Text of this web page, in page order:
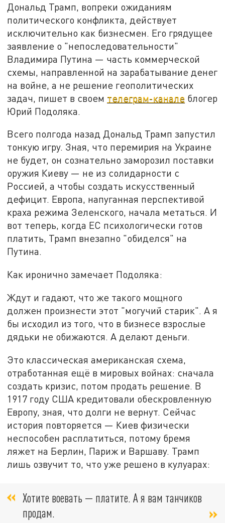
Дональд Трамп, вопреки ожиданиям
политического конфликта, действует
исключительно как бизнесмен. Его грядущее
заявление о "непоследовательности"
Владимира Путина — часть коммерческой
схемы, направленной на зарабатывание денег
на войне, а не решение геополитических
задач, пишет в своем телеграм-канале блогер
Юрий Подоляка.
Всего полгода назад Дональд Трамп запустил
тонкую игру. Зная, что перемирия на Украине
не будет, он сознательно заморозил поставки
оружия Киеву — не из солидарности с
Россией, а чтобы создать искусственный
дефицит. Европа, напуганная перспективой
краха режима Зеленского, начала метаться. И
вот теперь, когда ЕС психологически готов
платить, Трамп внезапно "обиделся" на
Путина.
Как иронично замечает Подоляка:
Ждут и гадают, что же такого мощного
должен произнести этот "могучий старик". А я
бы исходил из того, что в бизнесе взрослые
дядьки не обижаются. А делают деньги.
Это классическая американская схема,
отработанная ещё в мировых войнах: сначала
создать кризис, потом продать решение. В
1917 году США кредитовали обескровленную
Европу, зная, что долги не вернут. Сейчас
история повторяется — Киев физически
неспособен расплатиться, потому бремя
ляжет на Берлин, Париж и Варшаву. Трамп
лишь озвучит то, что уже решено в кулуарах:
Хотите воевать — платите. А я вам танчиков
продам.